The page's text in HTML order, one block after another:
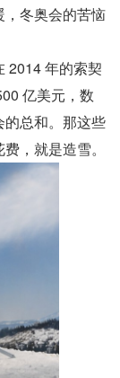
冬奥会的苦恼
2014 年的索契
亿美元，数
总和。那这些
，就是造雪。